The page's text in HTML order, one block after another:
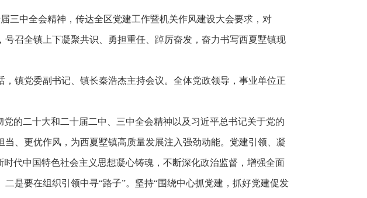
三中全会精神，传达全区党建工作暨机关作风建设大会要求，对
召全镇上下凝聚共识、勇担重任、踔厉奋发，奋力书写西夏墅镇现
镇党委副书记、镇长秦浩杰主持会议。全体党政领导，事业单位正
的二十大和二十届二中、三中全会精神以及习近平总书记关于党的
、更优作风，为西夏墅镇高质量发展注入强劲动能。 党建引领、凝
代中国特色社会主义思想凝心铸魂，不断深化政治监督，增强全面
是要在组织引领中寻“路子”。坚持“围绕中心抓党建，抓好党建促发